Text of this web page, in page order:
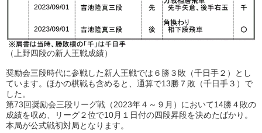
（上野四段の新人王戦成績）
奨励会三段時代に参戦した新人王戦では６勝３敗（千日手２）とし
ています。ほかの棋戦も含めると、通算で13勝７敗（千日手３）で
した。
第73回奨励会三段リーグ戦（2023年４～９月）において14勝４敗の
成績を収め、リーグ２位で10月１日付の四段昇段を決めたばかり。
本局が公式戦初対局となります。